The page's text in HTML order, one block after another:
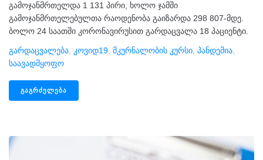
გამოჯანმრთელდა 1 131 პირი, ხოლო ჯამში
გამოჯანმრთელებულთა რაოდენობა გაიზარდა 298 807-მდე.
ბოლო 24 საათში კორონავირუსით გარდაცვალა 18 პაციენტი.
Გარდაცვალება Კოვიდ19 Მკურნალობის Კურსი Პანდემია
Საავადმყოფო
ᲒᲐᲒᲠᲫᲔᲚᲔᲑᲐ